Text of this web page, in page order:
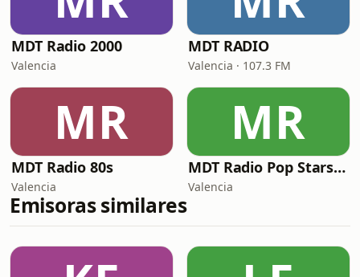
MDT Radio 2000
Valencia
MDT RADIO
Valencia · 107.3 FM
MR
MDT Radio 80s
Valencia
MR
MDT Radio Pop Stars FM
Valencia
Emisoras similares